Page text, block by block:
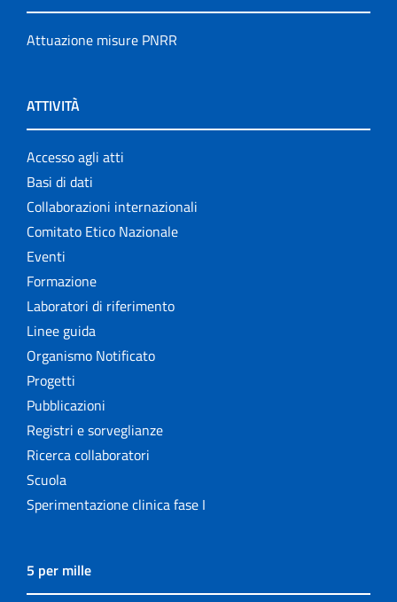
Attuazione misure PNRR
ATTIVITÀ
Accesso agli atti
Basi di dati
Collaborazioni internazionali
Comitato Etico Nazionale
Eventi
Formazione
Laboratori di riferimento
Linee guida
Organismo Notificato
Progetti
Pubblicazioni
Registri e sorveglianze
Ricerca collaboratori
Scuola
Sperimentazione clinica fase I
5 per mille